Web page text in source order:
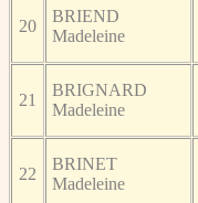
20
BRIEND
Madeleine
21
BRIGNARD
Madeleine
22
BRINET
Madeleine